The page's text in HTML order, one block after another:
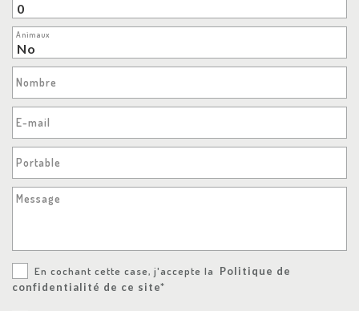
Animaux
Nombre
E-mail
Portable
Message
En cochant cette case, j'accepte la
Politique de
confidentialité de ce site*